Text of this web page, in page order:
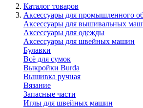
Каталог товаров
Аксессуары для промышленного
Аксессуары для вышивальных
Аксессуары для одежды
Аксессуары для швейных машин
Булавки
Всё для сумок
Выкройки Burda
Вышивка ручная
Вязание
Запасные части
Иглы для швейных машин